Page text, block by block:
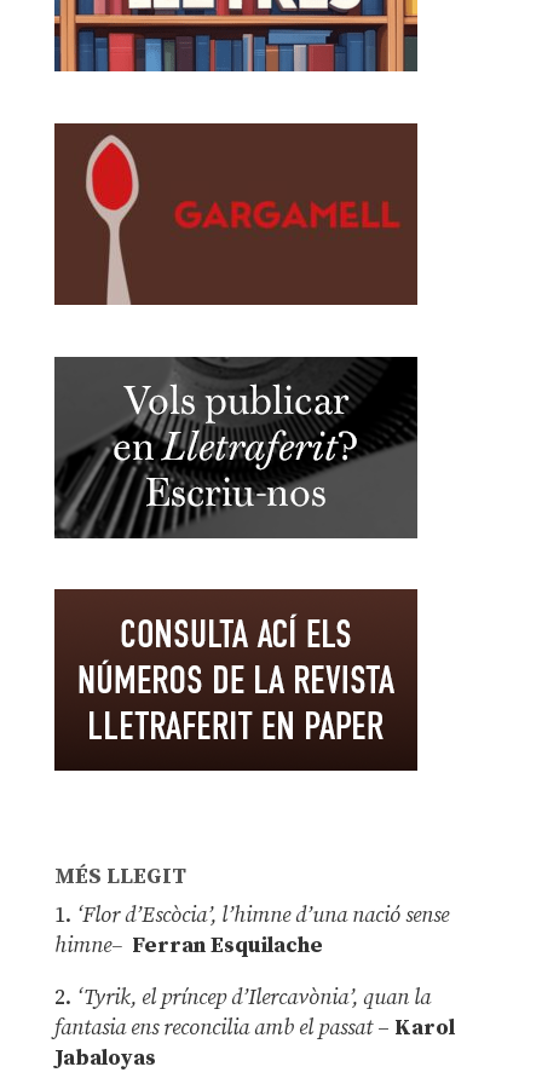
MÉS LLEGIT
1. ‘Flor d’Escòcia’, l’himne d’una nació sense
himne– Ferran Esquilache
2. ‘Tyrik, el príncep d’Ilercavònia’, quan la
fantasia ens reconcilia amb el passat– Karol
Jabaloyas